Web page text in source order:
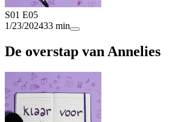
S01 E05
1/23/202433 min
De overstap van Annelies